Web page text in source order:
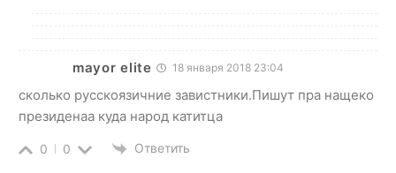
mayor elite 18 января 2018 23:04
сколько русскоязичние завистники.Пишут пра нащеко
президенаа куда народ катитца
0 0 Ответить